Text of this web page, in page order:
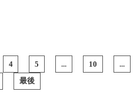
4 5 ... 10 ...
最後